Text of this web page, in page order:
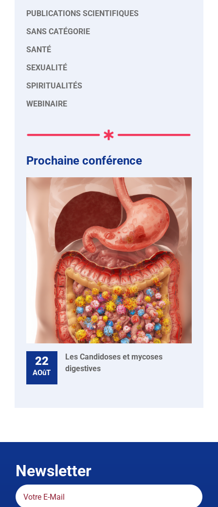
PUBLICATIONS SCIENTIFIQUES
SANS CATÉGORIE
SANTÉ
SEXUALITÉ
SPIRITUALITÉS
WEBINAIRE
Prochaine conférence
22
AOûT
Les Candidoses et mycoses
digestives
Newsletter